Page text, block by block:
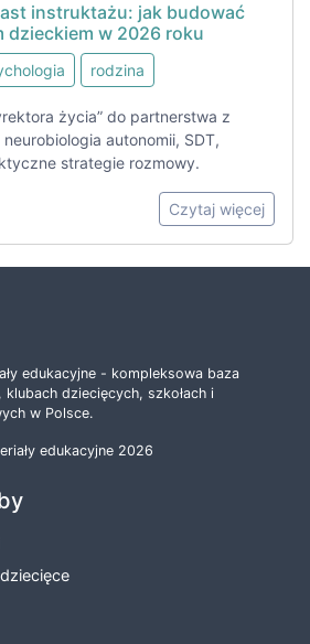
instruktażu: jak budować
dzieckiem w 2026 roku
rodzina
życia” do partnerstwa z
autonomii, SDT,
strategie rozmowy.
Czytaj więcej
edukacyjne - kompleksowa baza
dziecięcych, szkołach i
w Polsce.
edukacyjne 2026